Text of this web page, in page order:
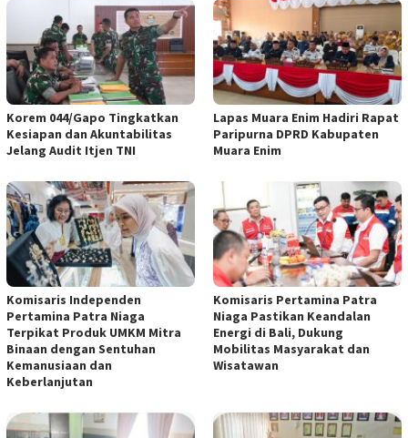
Korem 044/Gapo Tingkatkan
Kesiapan dan Akuntabilitas
Jelang Audit Itjen TNI
Lapas Muara Enim Hadiri Rapat
Paripurna DPRD Kabupaten
Muara Enim
Komisaris Independen
Pertamina Patra Niaga
Terpikat Produk UMKM Mitra
Binaan dengan Sentuhan
Kemanusiaan dan
Keberlanjutan
Komisaris Pertamina Patra
Niaga Pastikan Keandalan
Energi di Bali, Dukung
Mobilitas Masyarakat dan
Wisatawan